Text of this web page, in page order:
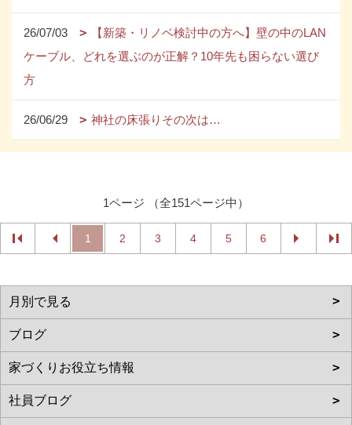
26/07/03
【新築・リノベ検討中の方へ】壁の中のLAN
ケーブル、どれを選ぶのが正解？10年先も困らない選び
方
26/06/29 神社の床張りその次は…
1ページ （全151ページ中）
1 2 3 4 5 6